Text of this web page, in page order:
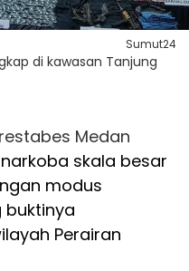
Sumut24
di kawasan Tanjung
Medan
skala besar
modus
buktinya
Perairan